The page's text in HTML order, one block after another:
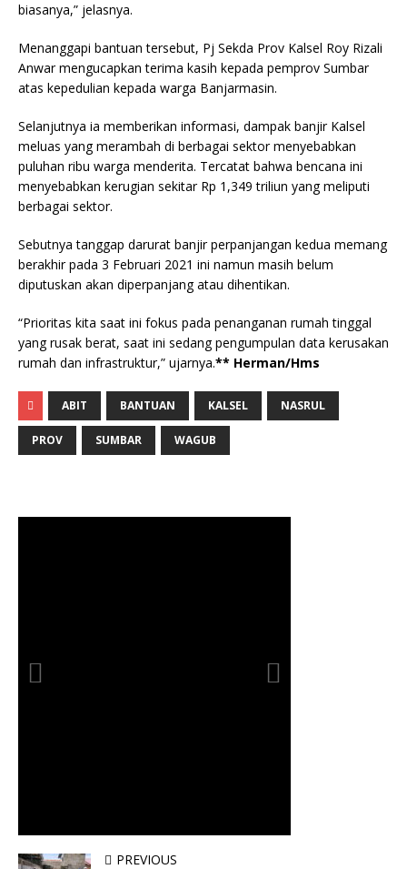
biasanya,” jelasnya.
Menanggapi bantuan tersebut, Pj Sekda Prov Kalsel Roy Rizali
Anwar mengucapkan terima kasih kepada pemprov Sumbar
atas kepedulian kepada warga Banjarmasin.
Selanjutnya ia memberikan informasi, dampak banjir Kalsel
meluas yang merambah di berbagai sektor menyebabkan
puluhan ribu warga menderita. Tercatat bahwa bencana ini
menyebabkan kerugian sekitar Rp 1,349 triliun yang meliputi
berbagai sektor.
Sebutnya tanggap darurat banjir perpanjangan kedua memang
berakhir pada 3 Februari 2021 ini namun masih belum
diputuskan akan diperpanjang atau dihentikan.
“Prioritas kita saat ini fokus pada penanganan rumah tinggal
yang rusak berat, saat ini sedang pengumpulan data kerusakan
rumah dan infrastruktur,” ujarnya.** Herman/Hms
ABIT BANTUAN KALSEL NASRUL
PROV SUMBAR WAGUB
PREVIOUS